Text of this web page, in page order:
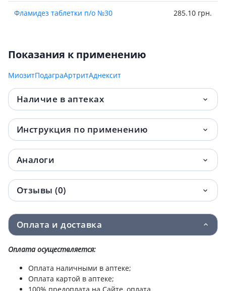
Фламидез таблетки п/о №30 285.10 грн.
Показания к применению
МиозитПодаграАртритАднексит
Наличие в аптеках
Инструкция по применению
Аналоги
Отзывы (0)
Оплата и доставка
Оплата осуществляется:
Оплата наличными в аптеке;
Оплата картой в аптеке;